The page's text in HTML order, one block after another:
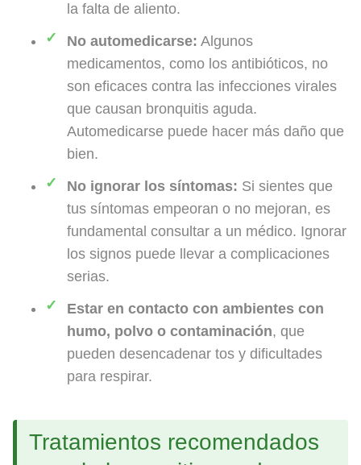
la falta de aliento.
No automedicarse: Algunos
medicamentos, como los antibióticos, no
son eficaces contra las infecciones virales
que causan bronquitis aguda.
Automedicarse puede hacer más daño que
bien.
No ignorar los síntomas: Si sientes que
tus síntomas empeoran o no mejoran, es
fundamental consultar a un médico. Ignorar
los signos puede llevar a complicaciones
serias.
Estar en contacto con ambientes con
humo, polvo o contaminación, que
pueden desencadenar tos y dificultades
para respirar.
Tratamientos recomendados